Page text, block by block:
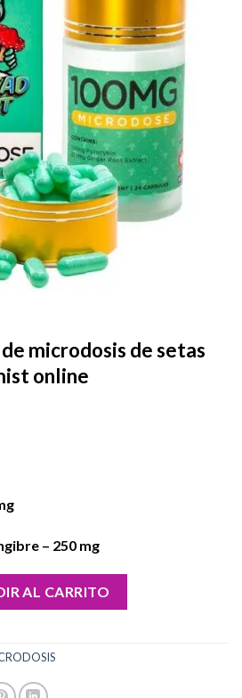
wishlist
microdosis de setas
online
– 250 mg
de setas Deadhead Chemist
AL CARRITO